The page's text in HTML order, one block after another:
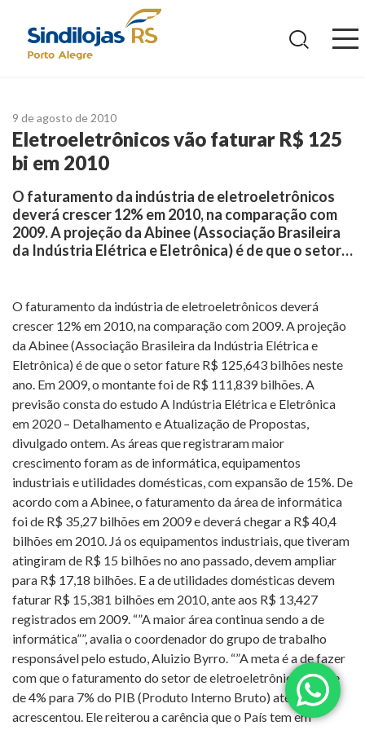
9 de agosto de 2010
Eletroeletrônicos vão faturar R$ 125
bi em 2010
O faturamento da indústria de eletroeletrônicos
deverá crescer 12% em 2010, na comparação com
2009. A projeção da Abinee (Associação Brasileira
da Indústria Elétrica e Eletrônica) é de que o setor…
O faturamento da indústria de eletroeletrônicos deverá
crescer 12% em 2010, na comparação com 2009. A projeção
da Abinee (Associação Brasileira da Indústria Elétrica e
Eletrônica) é de que o setor fature R$ 125,643 bilhões neste
ano. Em 2009, o montante foi de R$ 111,839 bilhões. A
previsão consta do estudo A Indústria Elétrica e Eletrônica
em 2020 – Detalhamento e Atualização de Propostas,
divulgado ontem. As áreas que registraram maior
crescimento foram as de informática, equipamentos
industriais e utilidades domésticas, com expansão de 15%. De
acordo com a Abinee, o faturamento da área de informática
foi de R$ 35,27 bilhões em 2009 e deverá chegar a R$ 40,4
bilhões em 2010. Já os equipamentos industriais, que tiveram
atingiram de R$ 15 bilhões no ano passado, devem ampliar
para R$ 17,18 bilhões. E a de utilidades domésticas devem
faturar R$ 15,381 bilhões em 2010, ante aos R$ 13,427
registrados em 2009. “”A maior área continua sendo a de
informática””, avalia o coordenador do grupo de trabalho
responsável pelo estudo, Aluizio Byrro. “”A meta é a de fazer
com que o faturamento do setor de eletroeletrônicos passe
de 4% para 7% do PIB (Produto Interno Bruto) até 2020″”,
acrescentou. Ele reiterou a carência que o País tem em